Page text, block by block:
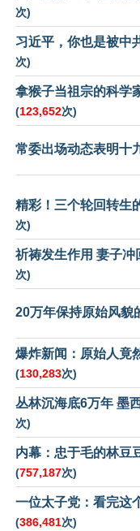
次)
习近平，你也是被中
次)
拿猴子当祖宗的科学
(123,652次)
常委出场动态表明十
精彩！三个轮回转生
次)
祈祷发生作用 妻子冲
次)
20万年保持原始风貌
爆炸新闻：原始人竟
(130,283次)
丛林沉海底6万年 墨
次)
内幕：忠于毛的林豆
(757,187次)
一位太子党：看完这
(386,481次)